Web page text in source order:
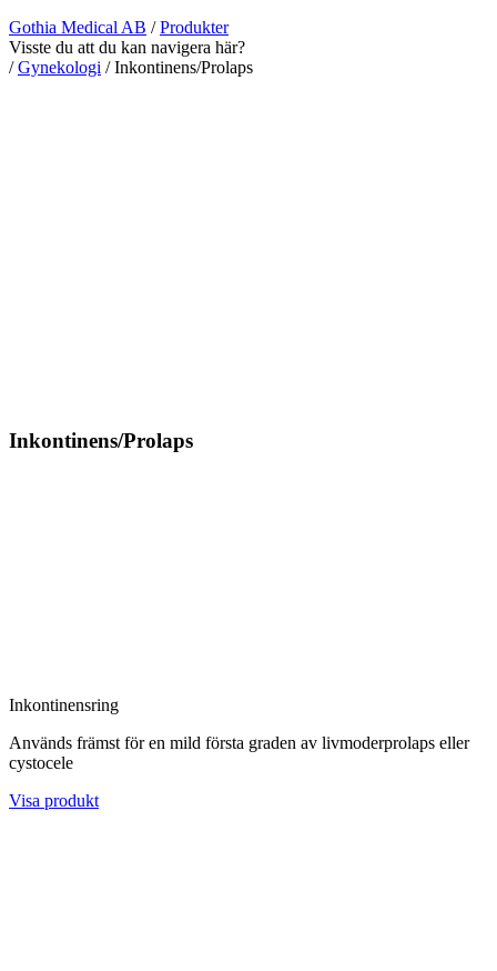
Gothia Medical AB /Produkter
Visste du att du kan navigera här?
/Gynekologi /Inkontinens/Prolaps
Inkontinens/Prolaps
Inkontinensring
Används främst för en mild första graden av livmoderprolaps eller
cystocele
Visa produkt